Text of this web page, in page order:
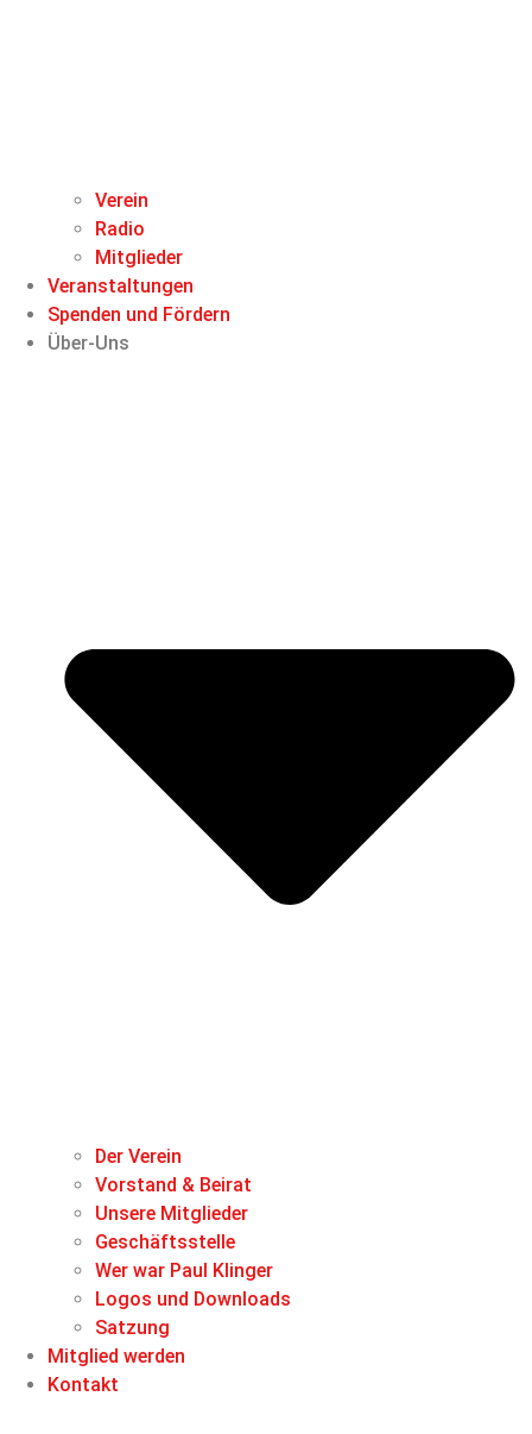
Verein
Radio
Mitglieder
Veranstaltungen
Spenden und Fördern
Über-Uns
Der Verein
Vorstand & Beirat
Unsere Mitglieder
Geschäftsstelle
Wer war Paul Klinger
Logos und Downloads
Satzung
Mitglied werden
Kontakt